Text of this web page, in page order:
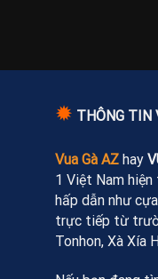
✹ THÔNG TIN
Vua Gà AZ hay
1 Việt Nam
hấp dẫn như
trực tiếp từ
Tonhon, Xà Xía